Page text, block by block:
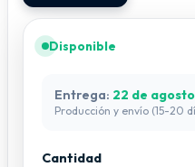
Disponible
Entrega: 22 de
Producción y envío (15-20
Cantidad